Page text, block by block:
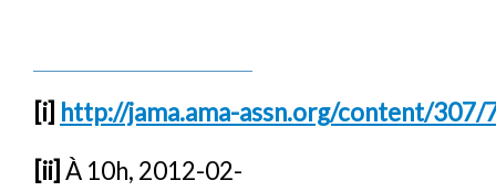
[i] http://jama.ama-assn.org/content/
[ii] À 10h, 2012-02-